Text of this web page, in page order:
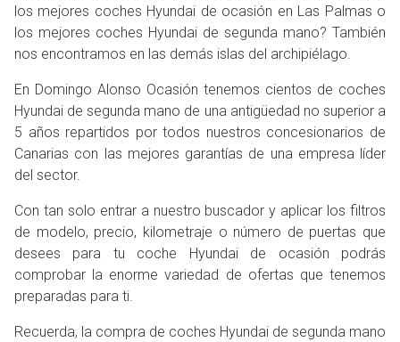
los mejores coches Hyundai de ocasión en Las Palmas o
los mejores coches Hyundai de segunda mano? También
nos encontramos en las demás islas del archipiélago.
En Domingo Alonso Ocasión tenemos cientos de coches
Hyundai de segunda mano de una antigüedad no superior a
5 años repartidos por todos nuestros concesionarios de
Canarias con las mejores garantías de una empresa líder
del sector.
Con tan solo entrar a nuestro buscador y aplicar los filtros
de modelo, precio, kilometraje o número de puertas que
desees para tu coche Hyundai de ocasión podrás
comprobar la enorme variedad de ofertas que tenemos
preparadas para ti.
Recuerda, la compra de coches Hyundai de segunda mano